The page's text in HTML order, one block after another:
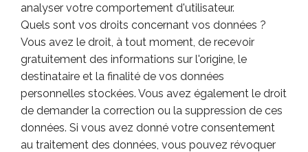
analyser votre comportement d'utilisateur.
Quels sont vos droits concernant vos données ?
Vous avez le droit, à tout moment, de recevoir
gratuitement des informations sur l'origine, le
destinataire et la finalité de vos données
personnelles stockées. Vous avez également le droit
de demander la correction ou la suppression de ces
données. Si vous avez donné votre consentement
au traitement des données, vous pouvez révoquer